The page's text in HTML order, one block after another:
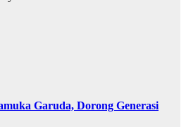
Garuda, Dorong Generasi